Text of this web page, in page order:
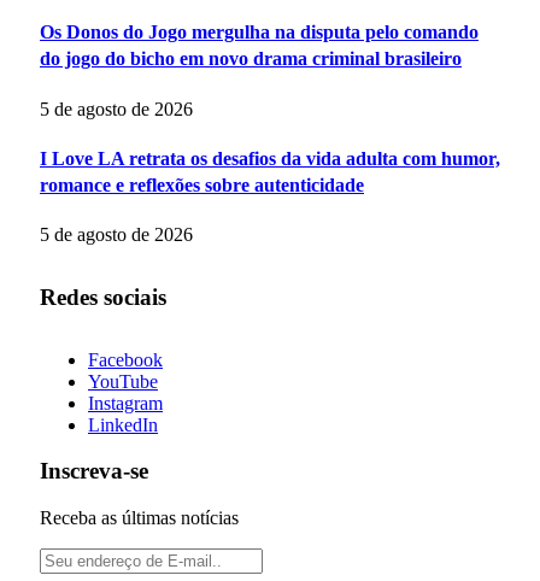
Os Donos do Jogo mergulha na disputa pelo comando
do jogo do bicho em novo drama criminal brasileiro
5 de agosto de 2026
I Love LA retrata os desafios da vida adulta com humor,
romance e reflexões sobre autenticidade
5 de agosto de 2026
Redes sociais
Facebook
YouTube
Instagram
LinkedIn
Inscreva-se
Receba as últimas notícias